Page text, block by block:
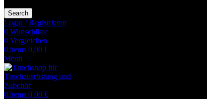
Search
Login / Registrieren
0 Wunschliste
0 Vergleichen
0 items 0,00 €
Menü
0 items 0,00 €